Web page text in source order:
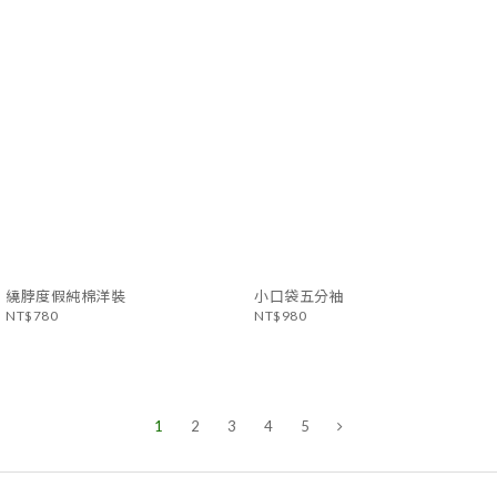
繞脖度假純棉洋裝
NT$780
小口袋五分袖
NT$980
1 2 3 4 5